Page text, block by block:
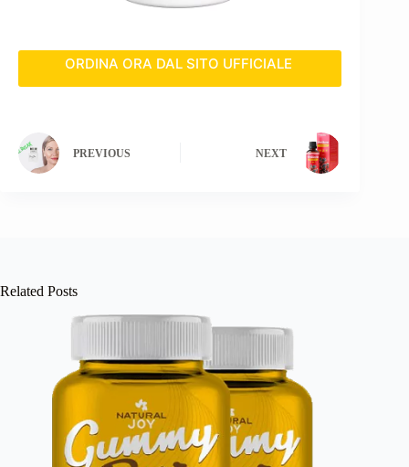
ORDINA ORA DAL SITO UFFICIALE
PREVIOUS NEXT
Related Posts